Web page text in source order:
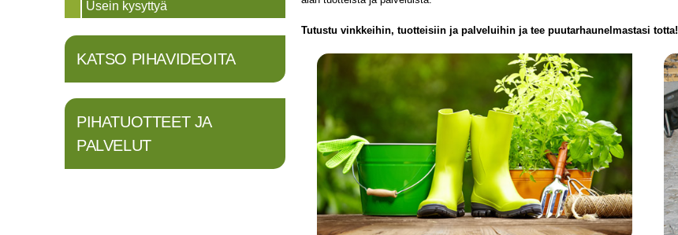
Usein kysyttyä
KATSO PIHAVIDEOITA
PIHATUOTTEET JA
PALVELUT
Tutustu vinkkeihin, tuotteisiin ja palveluihin ja tee puutarhaunelmastasi totta!